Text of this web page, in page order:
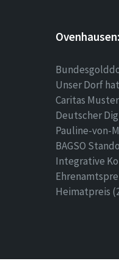
Unser Dorf
Caritas
Deutscher
Pauline-von-
BAGSO
Integrative
Heimatpreis